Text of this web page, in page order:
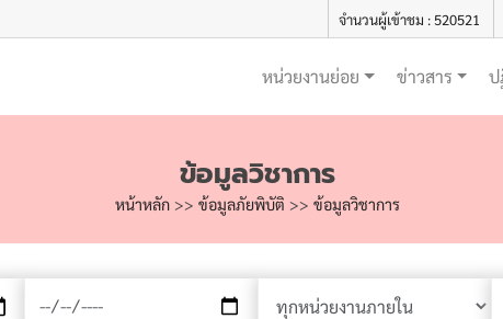
จำนวนผู้เข้าชม : 520521
หน่วยงานย่อย ข่าวสาร
ข้อมูลวิชาการ
หน้าหลัก >> ข้อมูลภัยพิบัติ >> ข้อมูลวิชาการ